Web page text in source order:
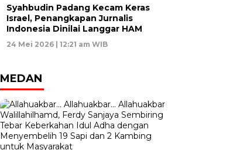
Syahbudin Padang Kecam Keras
Israel, Penangkapan Jurnalis
Indonesia Dinilai Langgar HAM
24 Mei 2026 | 12:21 am WIB
MEDAN